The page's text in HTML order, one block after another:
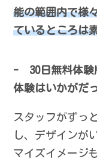
能の範囲内で様
ているところは
- 30日無料体験
体験はいかがだ
スタッフがずっ
し、デザインが
マイズイメージ